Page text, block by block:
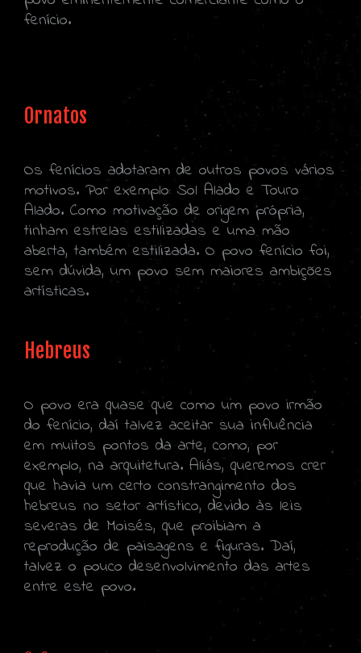
fenício.
Ornatos
Os fenícios adotaram de outros povos vários
motivos. Por exemplo: Sol Alado e Touro
Alado. Como motivação de origem própria,
tinham estrelas estilizadas e uma mão
aberta, também estilizada. O povo fenício foi,
sem dúvida, um povo sem maiores ambições
artísticas.
Hebreus
O povo era quase que como um povo irmão
do fenício, daí talvez aceitar sua influência
em muitos pontos da arte, como, por
exemplo, na arquitetura. Aliás, queremos crer
que havia um certo constrangimento dos
hebreus no setor artístico, devido às leis
severas de Moisés, que proibiam a
reprodução de paisagens e figuras. Daí,
talvez o pouco desenvolvimento das artes
entre este povo.